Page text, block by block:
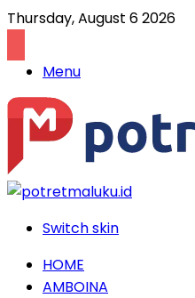
Thursday, August 6 2026
Menu
Switch skin
HOME
AMBOINA